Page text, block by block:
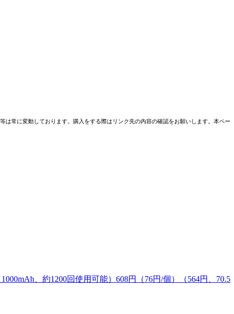
常に変動しております。購入をする際はリンク先の内容の確認をお願いします。本ペー
、約1200回使用可能）608円（76円/個）（564円、70.5